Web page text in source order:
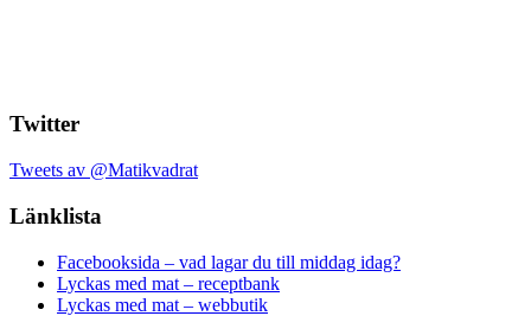
Twitter
Tweets av @Matikvadrat
Länklista
Facebooksida – vad lagar du till middag idag?
Lyckas med mat – receptbank
Lyckas med mat – webbutik